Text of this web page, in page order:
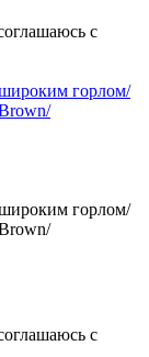
с
горлом/
горлом/
с